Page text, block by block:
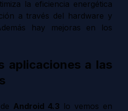
la eficiencia energética
a través del hardware y
hay mejoras en los
aplicaciones a las
Android 4.3 lo vemos en